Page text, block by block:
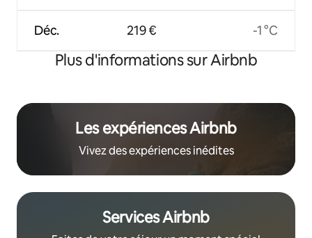
Déc. 219 € -1 °C
Plus d'informations sur Airbnb
Les expériences Airbnb
Vivez des expériences inédites
Services Airbnb